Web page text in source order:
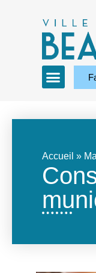
Accueil »